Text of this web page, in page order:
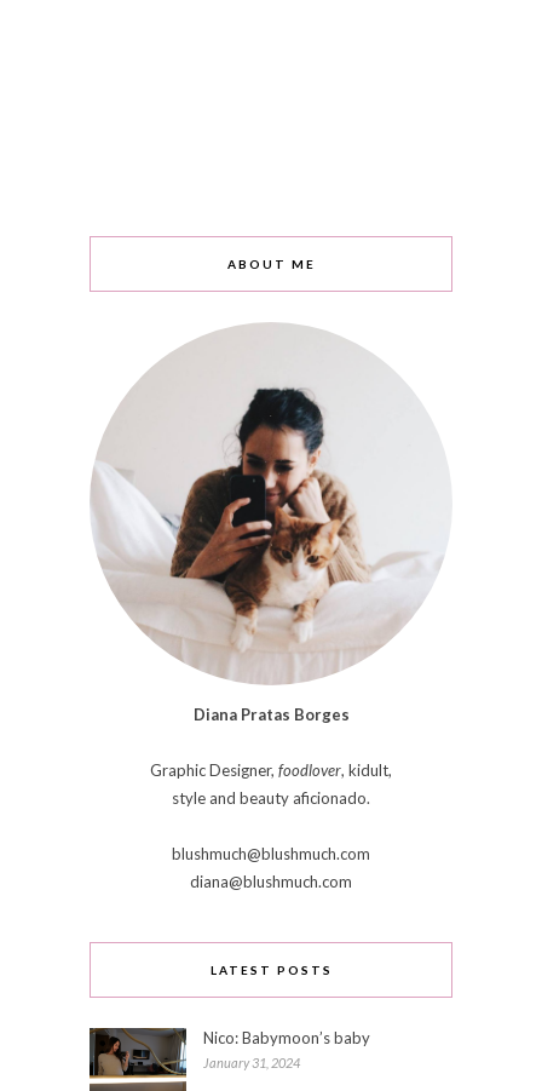
ABOUT ME
Diana Pratas Borges
Graphic Designer, foodlover, kidult,
style and beauty aficionado.
blushmuch@blushmuch.com
diana@blushmuch.com
LATEST POSTS
Nico: Babymoon’s baby
January 31, 2024